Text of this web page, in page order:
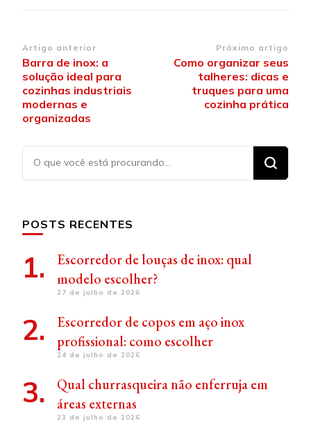
Navegação
de
post
Artigo anterior
Barra de inox: a
solução ideal para
cozinhas industriais
modernas e
organizadas
Próximo artigo
Como organizar seus
talheres: dicas e
truques para uma
cozinha prática
Procurando
algo?
POSTS RECENTES
Escorredor de louças de inox: qual
modelo escolher?
27 de julho de 2026
Escorredor de copos em aço inox
profissional: como escolher
24 de julho de 2026
Qual churrasqueira não enferruja em
áreas externas
23 de julho de 2026